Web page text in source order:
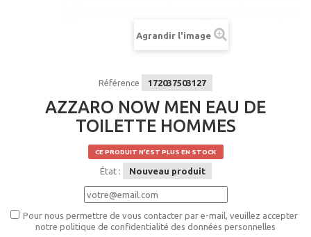
Agrandir l'image
Référence 172037503127
AZZARO NOW MEN EAU DE
TOILETTE HOMMES
CE PRODUIT N'EST PLUS EN STOCK
État : Nouveau produit
Pour nous permettre de vous contacter par e-mail, veuillez accepter
notre politique de confidentialité des données personnelles